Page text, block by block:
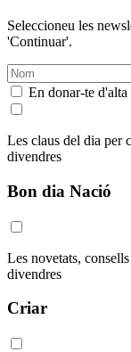
Seleccioneu les
'Continuar'.
En donar-te d'alta
Les claus del dia per
divendres
Bon dia Nació
Les novetats,
divendres
Criar